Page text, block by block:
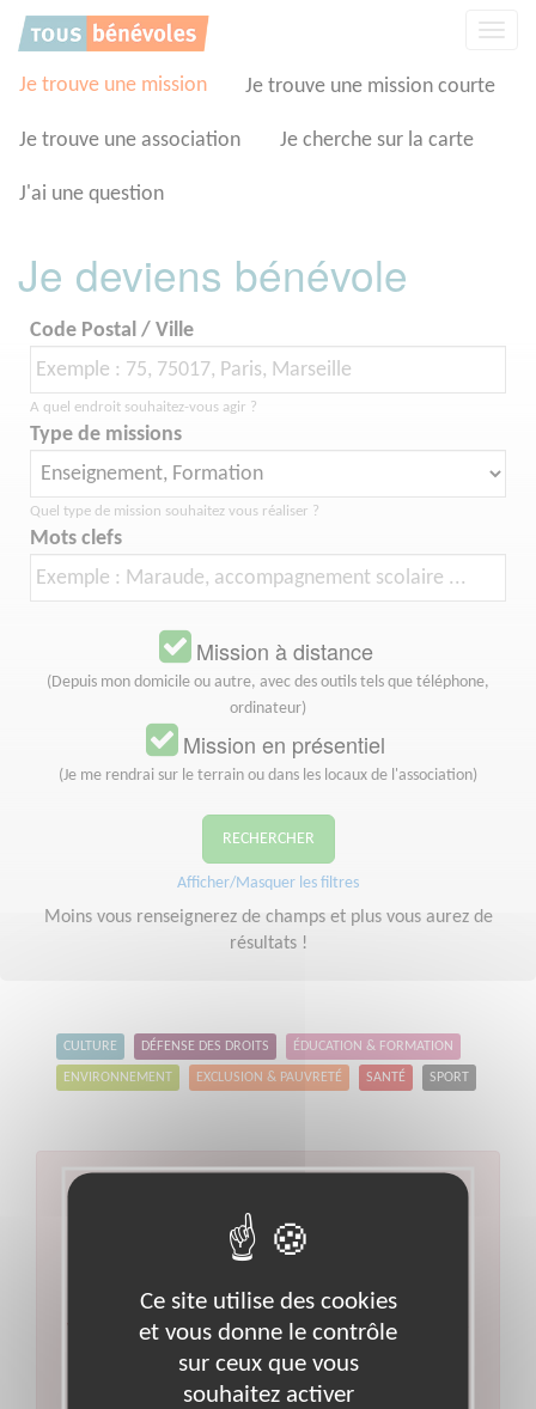
Je trouve une mission Je trouve une mission courte
Je trouve une association Je cherche sur la carte
J'ai une question
Je deviens bénévole
Code Postal / Ville
A quel endroit souhaitez-vous agir ?
Type de missions
Quel type de mission souhaitez vous réaliser ?
Mots clefs
Mission à distance
(Depuis mon domicile ou autre, avec des outils tels que téléphone,
ordinateur)
Mission en présentiel
(Je me rendrai sur le terrain ou dans les locaux de l'association)
RECHERCHER
Afficher/Masquer les filtres
Moins vous renseignerez de champs et plus vous aurez de
résultats !
CULTURE DÉFENSE DES DROITS ÉDUCATION & FORMATION
ENVIRONNEMENT EXCLUSION & PAUVRETÉ SANTÉ SPORT
Aucun résultat pour votre
recherche
Enseignement, Formation
Code postal :92 Ville :Rueil-malmaison
Veuillez indiquer moins de critères et/ou remplacer
votre code postal par celui de votre département.
Effectuer une nouvelle recherche
Panneau de gestion des cookies
Ce site utilise des cookies
et vous donne le contrôle
sur ceux que vous
souhaitez activer